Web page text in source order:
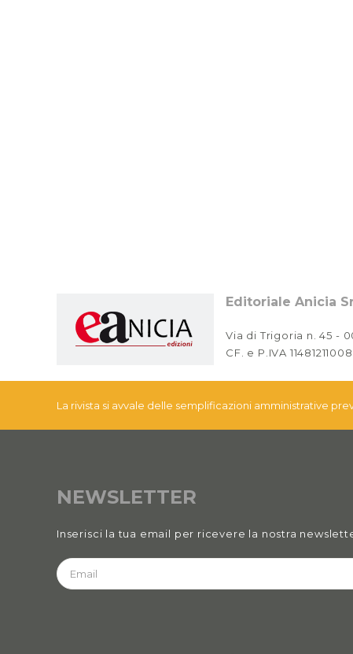
Editoriale Anicia
Via di Trigoria n. 45 -
CF. e P.IVA
La rivista si avvale delle semplificazioni amministrative
NEWSLETTER
Inserisci la tua email per ricevere la nostra